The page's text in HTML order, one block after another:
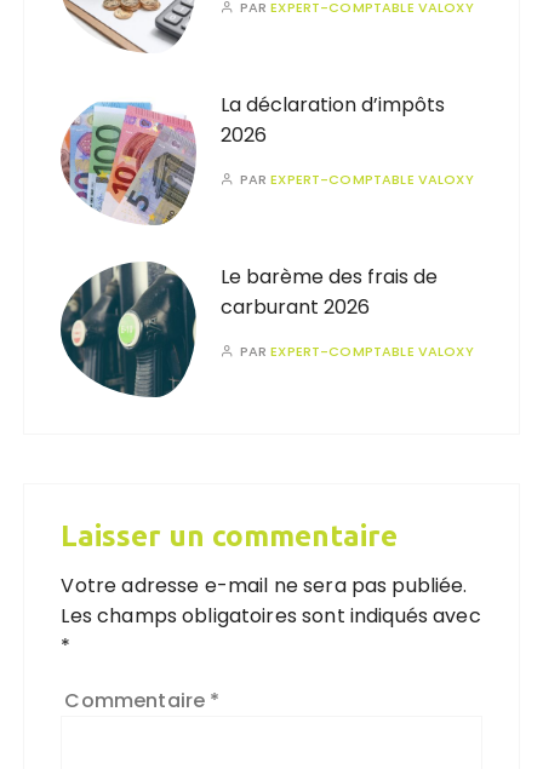
PAREXPERT-COMPTABLE VALOXY
La déclaration d’impôts
2026
PAREXPERT-COMPTABLE VALOXY
Le barème des frais de
carburant 2026
PAREXPERT-COMPTABLE VALOXY
Laisser un commentaire
Votre adresse e-mail ne sera pas publiée.
Les champs obligatoires sont indiqués avec
*
Commentaire *